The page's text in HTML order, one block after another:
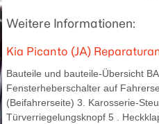
Weitere Informationen:
Kia Picanto (JA)
Bauteile und bauteile-Übersicht
Fensterheberschalter auf
(Beifahrerseite) 3. Karosserie-
Türverriegelungsknopf 5 .